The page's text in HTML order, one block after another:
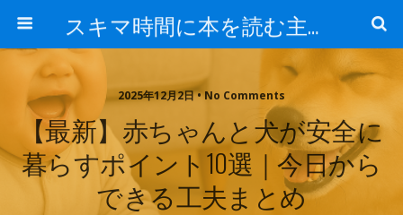
スキマ時間に本を読む主婦のつぶやき
2025年12月2日 • No Comments
【最新】赤ちゃんと犬が安全に
暮らすポイント10選｜今日から
できる工夫まとめ